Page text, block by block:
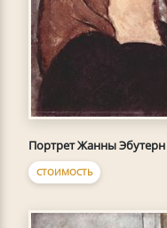
Портрет Жанны Эбутерн
СТОИМОСТЬ